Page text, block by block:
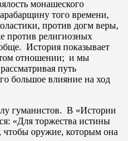
монашеского
того времени,
против догм веры,
против религиозных
История показывает
отношении; и мы
путь
большое влияние на ход
гуманистов. В «Истории
«Для торжества истины
чтобы оружие, которым она